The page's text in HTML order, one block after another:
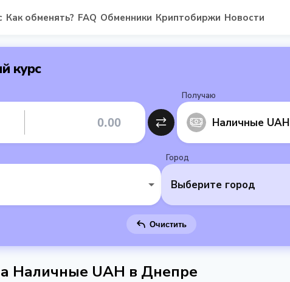
Как обменять? FAQ Обменники Криптобиржи Новости
курс
Получаю
Наличные UAH
Город
Выберите город
Очистить
Наличные UAH в Днепре